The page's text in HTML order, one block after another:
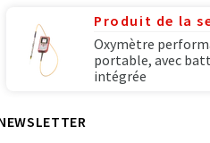
Produit de la
Oxymètre
portable, avec
intégrée